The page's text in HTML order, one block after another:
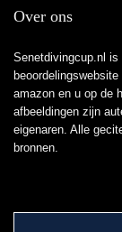
Over ons
Senetdivingcup.nl is
amazon en u op de
afbeeldingen zijn
eigenaren. Alle
bronnen.